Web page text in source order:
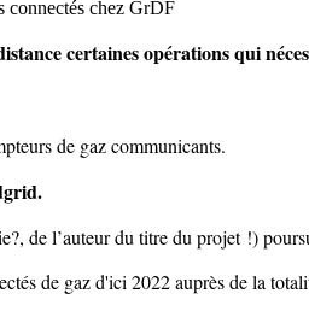
certaines opérations qui
de gaz communicants.
de l’auteur du titre du projet !)
de gaz d'ici 2022 auprès de la